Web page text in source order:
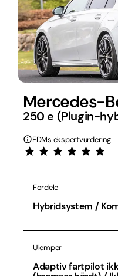
Mercedes-
250 e (Plugin-
FDMs ekspertvurdering
Fordele
Hybridsystem /
Ulemper
Adaptiv fartpilot